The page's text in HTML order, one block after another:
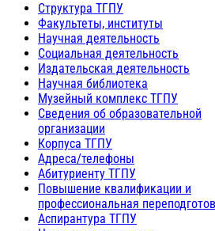
Структура ТГПУ
Факультеты, институты
Научная деятельность
Социальная деятельность
Издательская деятельность
Научная библиотека
Музейный комплекс ТГПУ
Сведения об образовательной
организации
Корпуса ТГПУ
Адреса/телефоны
Абитуриенту ТГПУ
Повышение квалификации и
профессиональная
Аспирантура ТГПУ